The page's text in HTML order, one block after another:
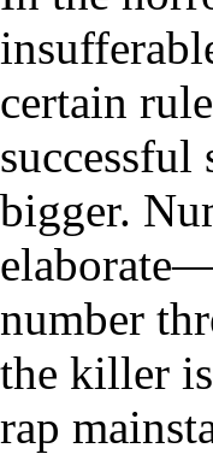
certain
bigger.
number
the killer
rap